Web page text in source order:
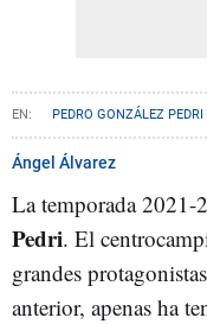
PEDRO GONZÁLEZ PEDRI
Ángel Álvarez
La temporada 2021-
Pedri. El
grandes
anterior, apenas ha